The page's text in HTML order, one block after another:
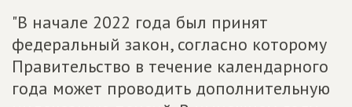
"В начале 2022 года был принят
федеральный закон, согласно которому
Правительство в течение календарного
года может проводить дополнительную